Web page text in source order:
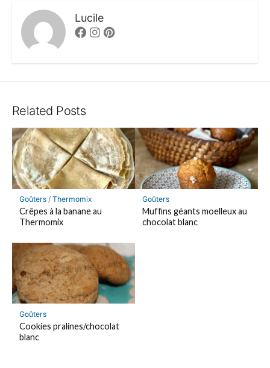
Lucile
FacebookInstagram
Pinterest
Related Posts
Goûters/ Thermomix
Crêpes à la banane au
Thermomix
Goûters
Muffins géants moelleux au
chocolat blanc
Goûters
Cookies pralines/chocolat
blanc